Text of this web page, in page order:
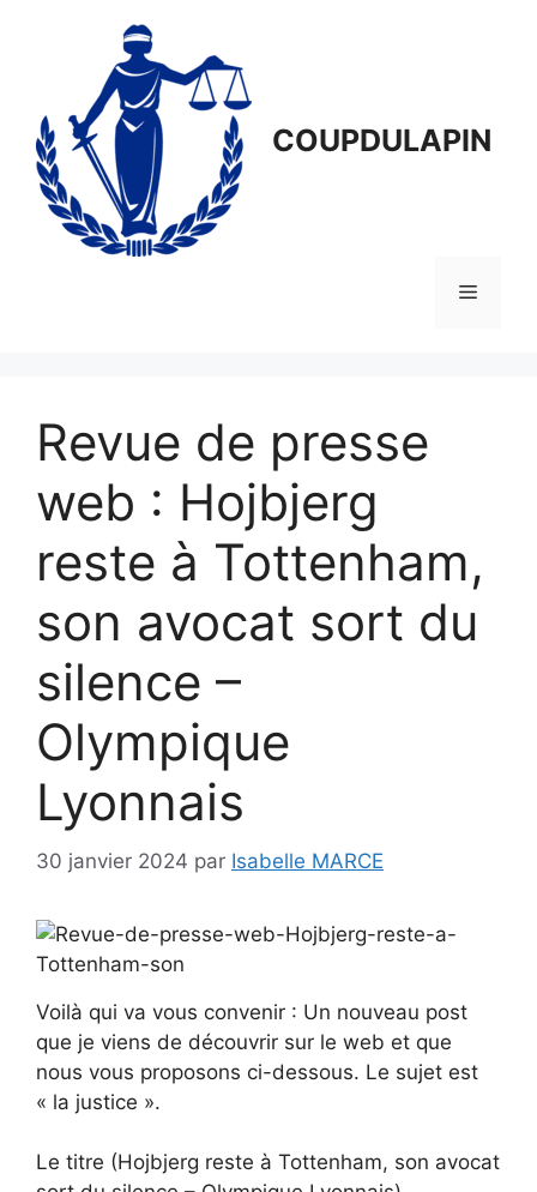
COUPDULAPIN
Menu
Revue de presse
web : Hojbjerg
reste à Tottenham,
son avocat sort du
silence –
Olympique
Lyonnais
30 janvier 2024 par Isabelle MARCE
Voilà qui va vous convenir : Un nouveau post
que je viens de découvrir sur le web et que
nous vous proposons ci-dessous. Le sujet est
« la justice ».
Le titre (Hojbjerg reste à Tottenham, son avocat